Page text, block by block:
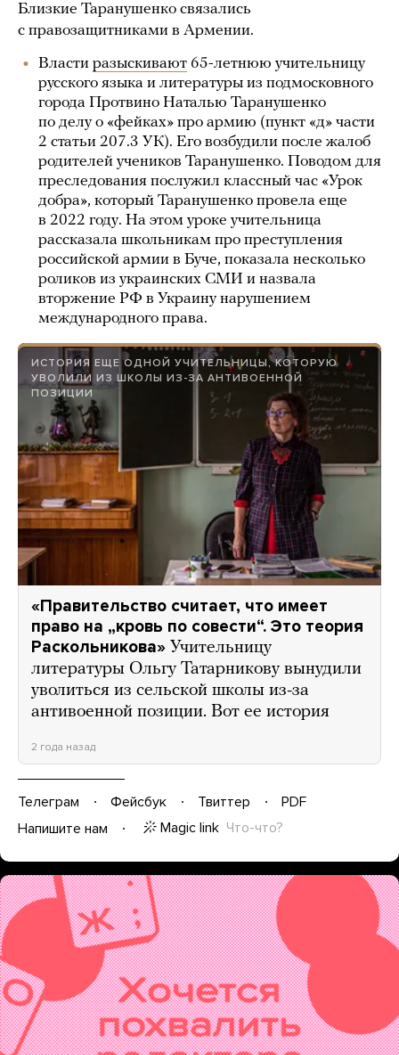
Близкие Таранушенко связались
с правозащитниками в Армении.
Власти разыскивают 65-летнюю учительницу
русского языка и литературы из подмосковного
города Протвино Наталью Таранушенко
по делу о «фейках» про армию (пункт «д» части
2 статьи 207.3 УК). Его возбудили после жалоб
родителей учеников Таранушенко. Поводом для
преследования послужил классный час «Урок
добра», который Таранушенко провела еще
в 2022 году. На этом уроке учительница
рассказала школьникам про преступления
российской армии в Буче, показала несколько
роликов из украинских СМИ и назвала
вторжение РФ в Украину нарушением
международного права.
ИСТОРИЯ ЕЩЕ ОДНОЙ УЧИТЕЛЬНИЦЫ, КОТОРУЮ
УВОЛИЛИ ИЗ ШКОЛЫ ИЗ-ЗА АНТИВОЕННОЙ
ПОЗИЦИИ
«Правительство считает, что имеет
право на „кровь по совести“. Это теория
Раскольникова» Учительницу
литературы Ольгу Татарникову вынудили
уволиться из сельской школы из-за
антивоенной позиции. Вот ее история
2 года назад
Телеграм Фейсбук Твиттер
PDF
Напишите нам
Magic link Что-что?